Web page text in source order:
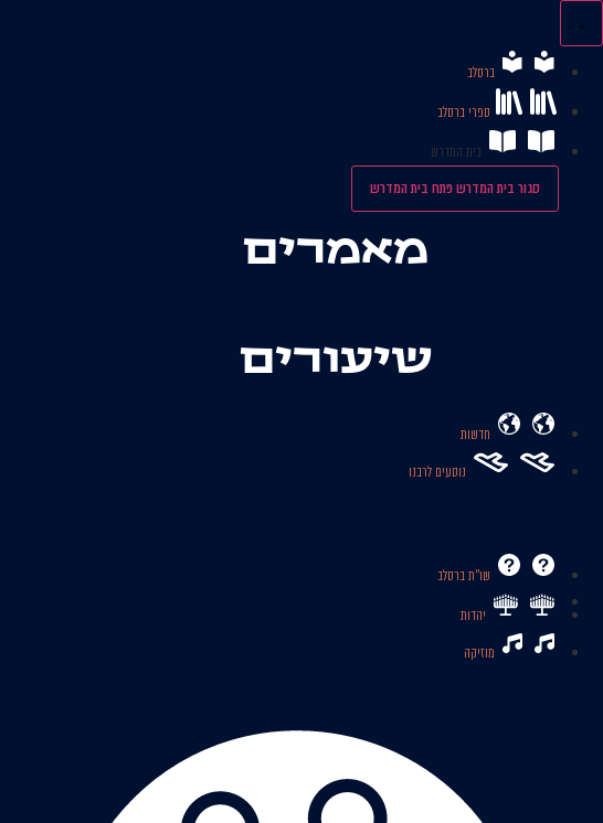
לתוכן
ברסלב
ספרי ברסלב
בית המדרש
סגור בית המדרשפתח בית המדרש
מאמרים
שיעורים
חדשות
נוסעים לרבנו
שו’’ת ברסלב
יהדות
מוזיקה